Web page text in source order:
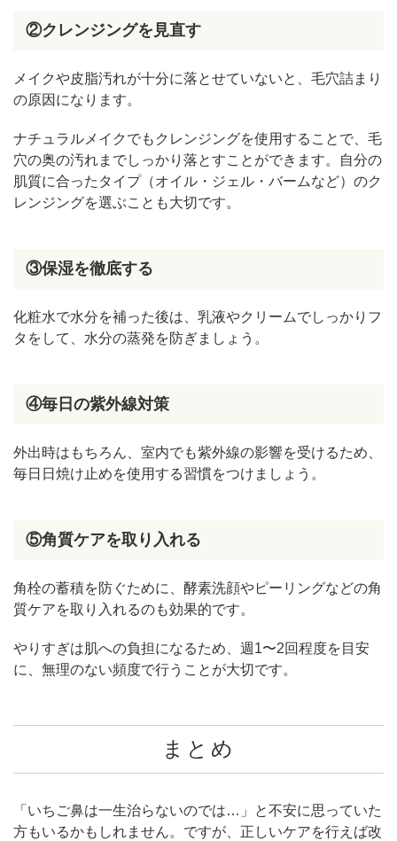
②クレンジングを見直す
メイクや皮脂汚れが十分に落とせていないと、毛穴詰まり
の原因になります。
ナチュラルメイクでもクレンジングを使用することで、毛
穴の奥の汚れまでしっかり落とすことができます。自分の
肌質に合ったタイプ（オイル・ジェル・バームなど）のク
レンジングを選ぶことも大切です。
③保湿を徹底する
化粧水で水分を補った後は、乳液やクリームでしっかりフ
タをして、水分の蒸発を防ぎましょう。
④毎日の紫外線対策
外出時はもちろん、室内でも紫外線の影響を受けるため、
毎日日焼け止めを使用する習慣をつけましょう。
⑤角質ケアを取り入れる
角栓の蓄積を防ぐために、酵素洗顔やピーリングなどの角
質ケアを取り入れるのも効果的です。
やりすぎは肌への負担になるため、週1〜2回程度を目安
に、無理のない頻度で行うことが大切です。
まとめ
「いちご鼻は一生治らないのでは…」と不安に思っていた
方もいるかもしれません。ですが、正しいケアを行えば改